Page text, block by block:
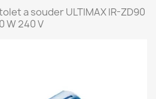
a souder ULTIMAX IR-ZD90
W 240 V